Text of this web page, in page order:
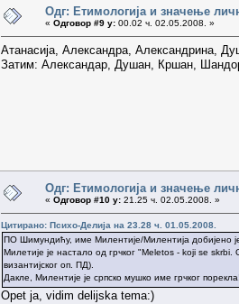
Одг: Етимологија и значење
« Одговор #9 у: 00.02 ч. 02.05.2008. »
Атанасија, Александра, Александрина,
Затим: Александар, Душан, Кршан,
Одг: Етимологија и значење
« Одговор #10 у: 21.25 ч. 02.05.2008. »
Цитирано: Психо-Делија на 23.28 ч. 01.05.2008.
ПО Шимундићу, име Милентије/Милентија добијено
Милетије је настало од грчког "Meletos - koji se
византијског оп. ПД).
Дакле, Милентије је српско мушко име грчког
Opet ja, vidim delijska tema:)